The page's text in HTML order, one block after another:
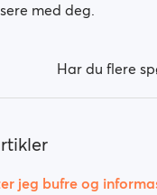
med deg.
Har du flere
jeg bufre og